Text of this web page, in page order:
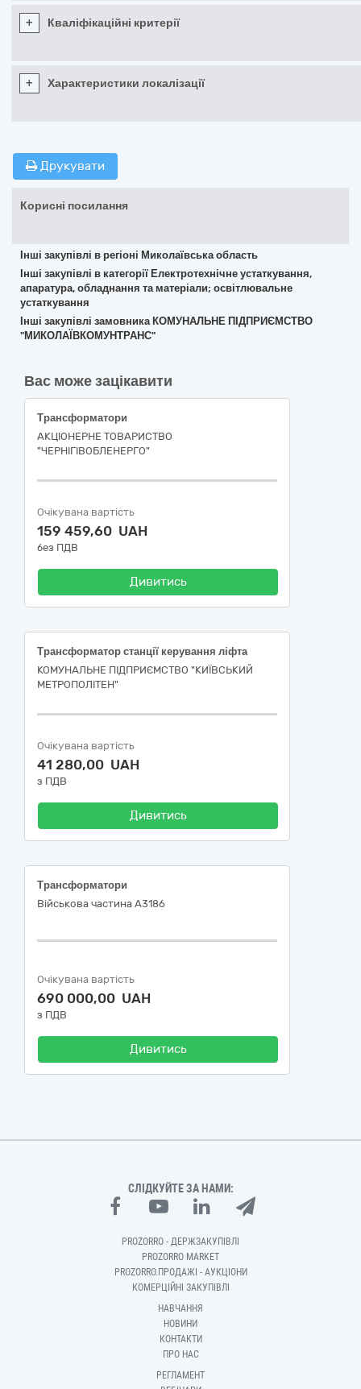
+ Кваліфікаційні критерії
+ Характеристики локалізації
Друкувати
Корисні посилання
Інші закупівлі в регіоні Миколаївська область
Інші закупівлі в категорії Електротехнічне устаткування,
апаратура, обладнання та матеріали; освітлювальне
устаткування
Інші закупівлі замовника КОМУНАЛЬНЕ ПІДПРИЄМСТВО
"МИКОЛАЇВКОМУНТРАНС"
Вас може зацікавити
Трансформатори
АКЦІОНЕРНЕ ТОВАРИСТВО
"ЧЕРНІГІВОБЛЕНЕРГО"
Очікувана вартість
159 459,60 UAH
без ПДВ
Дивитись
Трансформатор станції керування ліфта
КОМУНАЛЬНЕ ПІДПРИЄМСТВО "КИЇВСЬКИЙ
МЕТРОПОЛІТЕН"
Очікувана вартість
41 280,00 UAH
з ПДВ
Дивитись
Трансформатори
Військова частина А3186
Очікувана вартість
690 000,00 UAH
з ПДВ
Дивитись
СЛІДКУЙТЕ ЗА НАМИ:
PROZORRO - ДЕРЖЗАКУПІВЛІ
PROZORRO MARKET
PROZORRO.ПРОДАЖІ - АУКЦІОНИ
КОМЕРЦІЙНІ ЗАКУПІВЛІ
НАВЧАННЯ
НОВИНИ
КОНТАКТИ
ПРО НАС
РЕГЛАМЕНТ